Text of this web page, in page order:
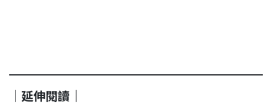
｜延伸閱讀｜